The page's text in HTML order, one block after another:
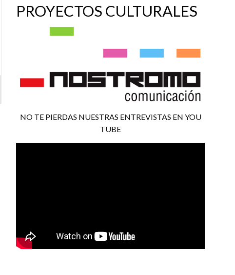
PROYECTOS CULTURALES
NO TE PIERDAS NUESTRAS ENTREVISTAS EN YOU
TUBE